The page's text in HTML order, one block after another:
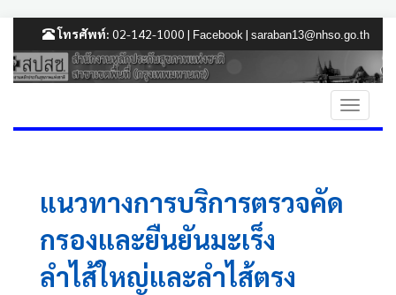
โทรศัพท์: 02-142-1000 | Facebook | saraban13@nhso.go.th
แนวทางการบริการตรวจคัด
กรองและยืนยันมะเร็ง
ลำไส้ใหญ่และลำไส้ตรง